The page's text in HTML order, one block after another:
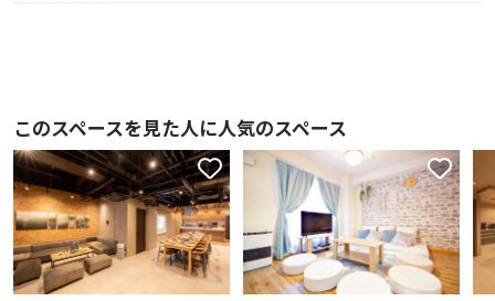
このスペースを見た人に人気のスペース